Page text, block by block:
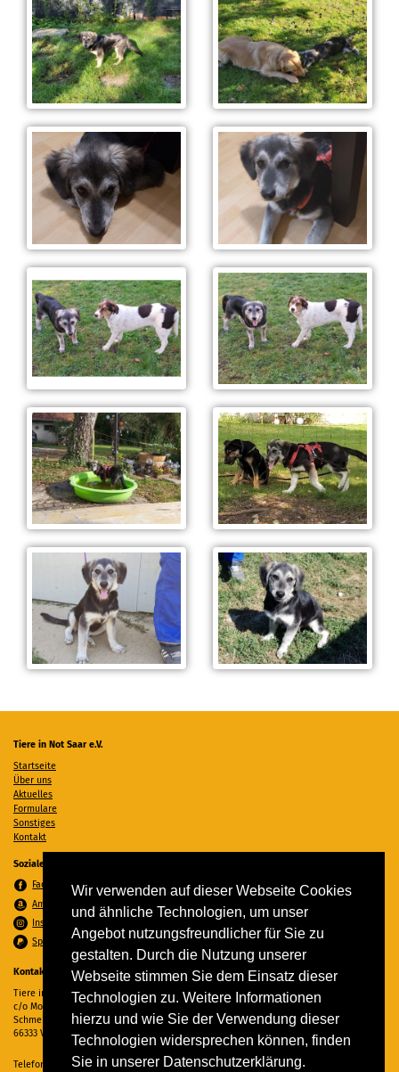
Wir verwenden auf dieser Webseite Cookies
und ähnliche Technologien, um unser
Angebot nutzungsfreundlicher für Sie zu
gestalten. Durch die Nutzung unserer
Webseite stimmen Sie dem Einsatz dieser
Technologien zu. Weitere Informationen
hierzu und wie Sie der Verwendung dieser
Technologien widersprechen können, finden
Sie in unserer Datenschutzerklärung.
Tiere in Not Saar e.V.
Startseite
Über uns
Aktuelles
Formulare
Sonstiges
Kontakt
Soziale Medien
Facebook
Amazon Wunschzettel
Instagram
Spenden per PayPal
Kontakt
Tiere in Not Saar e.V.
c/o Monika Ewen
Schmelzer Straße 22
66333 Völklingen
Telefon: 06898 294862